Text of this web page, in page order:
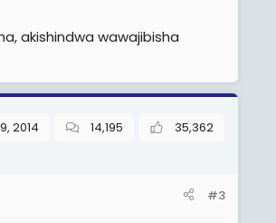
akishindwa wawajibisha
2014 14,195 35,362
#3